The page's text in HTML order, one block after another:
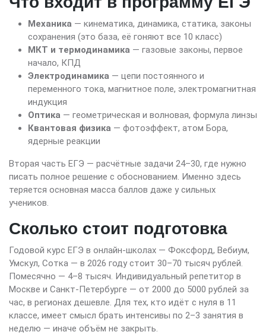
Механика — кинематика, динамика, статика, законы
сохранения (это база, её гоняют все 10 класс)
МКТ и термодинамика — газовые законы, первое
начало, КПД
Электродинамика — цепи постоянного и
переменного тока, магнитное поле, электромагнитная
индукция
Оптика — геометрическая и волновая, формула линзы
Квантовая физика — фотоэффект, атом Бора,
ядерные реакции
Вторая часть ЕГЭ — расчётные задачи 24–30, где нужно
писать полное решение с обоснованием. Именно здесь
теряется основная масса баллов даже у сильных
учеников.
Сколько стоит подготовка
Годовой курс ЕГЭ в онлайн-школах — Фоксфорд, Вебиум,
Умскул, Сотка — в 2026 году стоит 30–70 тысяч рублей.
Помесячно — 4–8 тысяч. Индивидуальный репетитор в
Москве и Санкт-Петербурге — от 2000 до 5000 рублей за
час, в регионах дешевле. Для тех, кто идёт с нуля в 11
классе, имеет смысл брать интенсивы по 2–3 занятия в
неделю — иначе объём не закрыть.